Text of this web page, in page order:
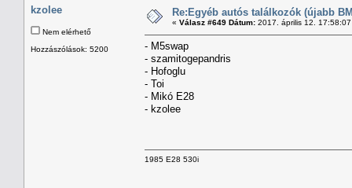
kzolee
Nem elérhető
Hozzászólások: 5200
Re:Egyéb autós találkozók (újabb
« Válasz #649 Dátum: 2017. április 12.
- M5swap
- szamitogepandris
- Hofoglu
- Toi
- Mikó E28
- kzolee
1985 E28 530i